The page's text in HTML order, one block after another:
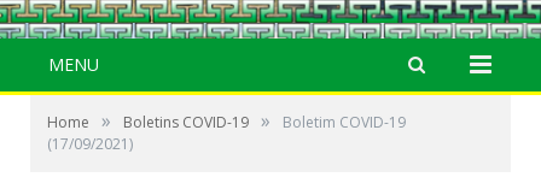
MENU
Home » Boletins COVID-19 »
Boletim COVID-19
(17/09/2021)